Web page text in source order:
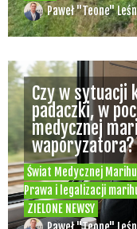
Paweł "Teone"
Świat Medycznej
Prawa i legalizacji
ZIELONE NEWSY
Czy w sytuacji
padaczki, w
medycznej
waporyzatora?